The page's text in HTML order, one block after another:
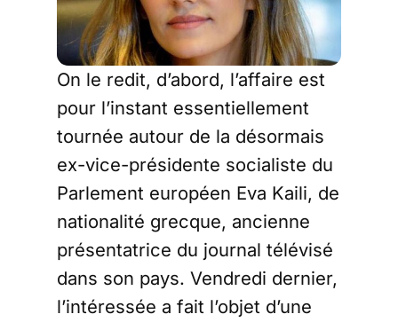
On le redit, d’abord, l’affaire est
pour l’instant essentiellement
tournée autour de la désormais
ex-vice-présidente socialiste du
Parlement européen Eva Kaili, de
nationalité grecque, ancienne
présentatrice du journal télévisé
dans son pays. Vendredi dernier,
l’intéressée a fait l’objet d’une